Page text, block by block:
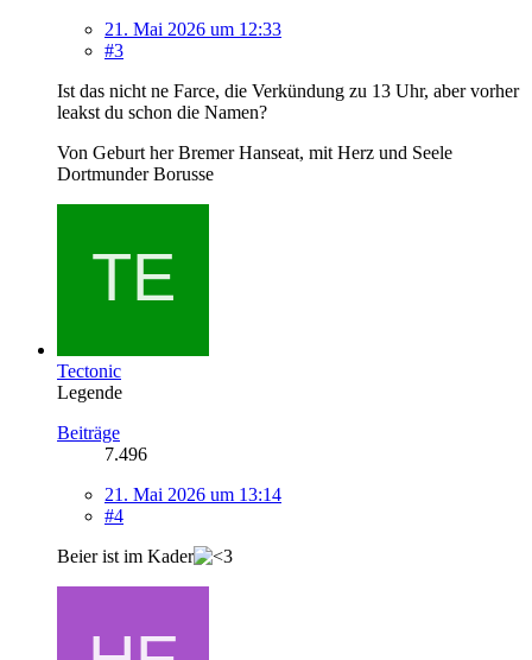
21. Mai 2026 um 12:33
#3
Ist das nicht ne Farce, die Verkündung zu 13 Uhr, aber vorher
leakst du schon die Namen?
Von Geburt her Bremer Hanseat, mit Herz und Seele
Dortmunder Borusse
Tectonic
Legende
Beiträge
7.496
21. Mai 2026 um 13:14
#4
Beier ist im Kader